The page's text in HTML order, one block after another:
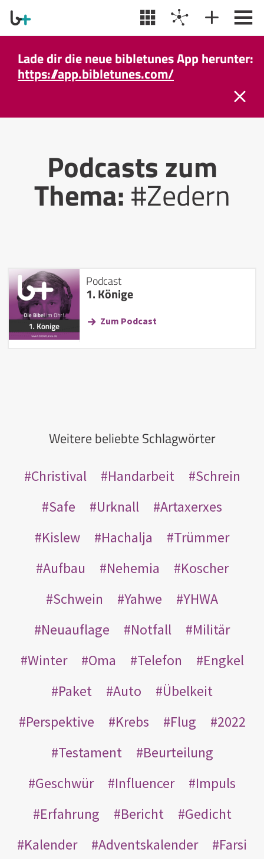
Lade dir die neue bibletunes App herunter:
https://app.bibletunes.com/
Podcasts zum
Thema:#Zedern
Podcast
1. Könige
Zum Podcast
Weitere beliebte Schlagwörter
Christival Handarbeit
Schrein
Safe
Urknall
Artaxerxes
Kislew
Hachalja
Trümmer
Aufbau
Nehemia
Koscher
Schwein
Yahwe
YHWA
Neuauflage
Notfall
Militär
Winter
Oma Telefon
Engkel
Paket
Auto
Übelkeit
Perspektive
Krebs Flug
2022
Testament
Beurteilung
Geschwür
Influencer
Impuls
Erfahrung
Bericht
Gedicht
Kalender
Adventskalender
Farsi